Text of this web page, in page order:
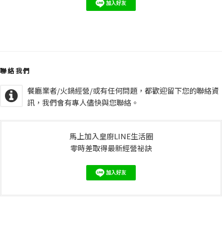
聯絡我們
餐廳業者/火鍋經營/或有任何問題，都歡迎留下您的聯絡資
訊，我們會有專人儘快與您聯絡。
馬上加入皇廚LINE生活圈
零時差取得最新經營祕訣